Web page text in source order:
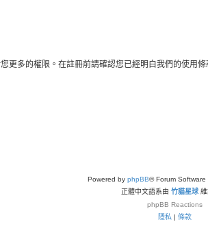
更多的權限。在註冊前請確認您已經明白我們的使用
Powered by phpBB® Forum
正體中文語系由 竹貓星球
phpBB Reactions
隱私 | 條款